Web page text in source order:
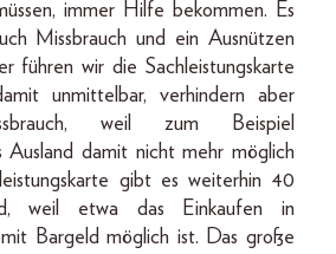
immer Hilfe bekommen. Es
Missbrauch und ein Ausnützen
führen wir die Sachleistungskarte
unmittelbar, verhindern aber
weil zum Beispiel
Ausland damit nicht mehr möglich
gibt es weiterhin 40
weil etwa das Einkaufen in
Bargeld möglich ist. Das große